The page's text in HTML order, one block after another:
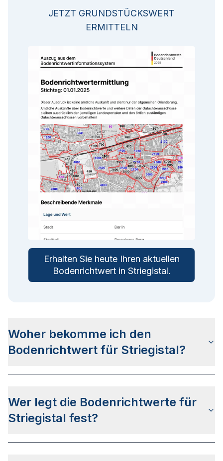
JETZT GRUNDSTÜCKSWERT
ERMITTELN
Erhalten Sie heute Ihren aktuellen
Bodenrichtwert in Striegistal.
Woher bekomme ich den
Bodenrichtwert für Striegistal?
und Stadtteilseiten. Alternativ können Sie bei
BORIS Sachsennach Ihrer Adresse suchen bzw.
beim Gutachterausschuss für Grundstückswerte
im Landkreis Mittelsachsen anfragen.
Wer legt die Bodenrichtwerte für
Striegistal fest?